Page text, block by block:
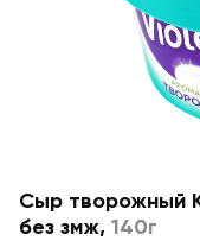
Сыр творожный
без змж, 140г